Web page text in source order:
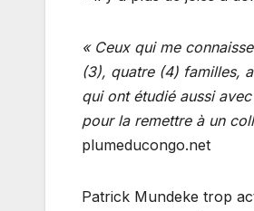
« Ceux qui me
(3), quatre (4) familles,
qui ont étudié aussi
pour la remettre à un
plumeducongo.net
Patrick Mundeke trop